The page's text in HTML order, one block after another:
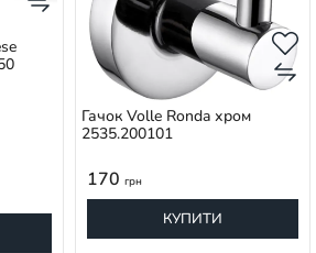
Гачок Volle Ronda хром
2535.200101
170 грн
КУПИТИ